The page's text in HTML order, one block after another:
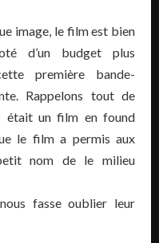
image, le film est bien
d’un budget plus
première bande-
Rappelons tout de
était un film en found
le film a permis aux
nom de le milieu
nous fasse oublier leur